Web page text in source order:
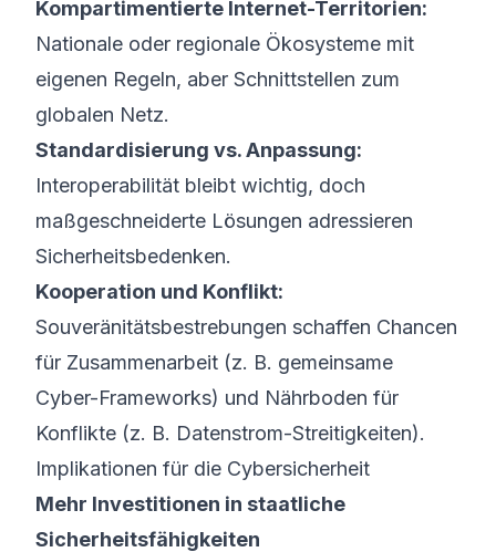
Kompartimentierte Internet-Territorien:
Nationale oder regionale Ökosysteme mit
eigenen Regeln, aber Schnittstellen zum
globalen Netz.
Standardisierung vs. Anpassung:
Interoperabilität bleibt wichtig, doch
maßgeschneiderte Lösungen adressieren
Sicherheitsbedenken.
Kooperation und Konflikt:
Souveränitätsbestrebungen schaffen Chancen
für Zusammenarbeit (z. B. gemeinsame
Cyber-Frameworks) und Nährboden für
Konflikte (z. B. Datenstrom-Streitigkeiten).
Implikationen für die Cybersicherheit
Mehr Investitionen in staatliche
Sicherheitsfähigkeiten